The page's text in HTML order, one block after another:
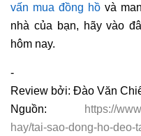
vấn mua đồng hồ và
nhà của bạn, hãy vào
hôm nay.
-
Review bởi: Đào Văn
Nguồn:
https://
hay/tai-sao-dong-ho-deo-